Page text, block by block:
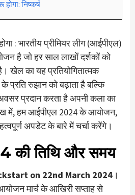
निष्कर्ष
: भारतीय प्रीमियर लीग (आईपीएल)
है जो हर साल लाखों दर्शकों को
खेल का यह प्रतियोगितात्मक
रुझान को बढ़ाता है बल्कि
प्रदान करता है अपनी कला का
में, हम आईपीएल 2024 के आयोजन,
अपडेट के बारे में चर्चा करेंगे।
की तिथि और समय
on 22nd March 2024 ।
मार्च के आखिरी सप्ताह से